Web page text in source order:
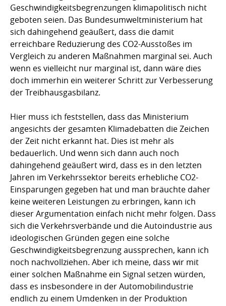
Geschwindigkeitsbegrenzungen klimapolitisch nicht
geboten seien. Das Bundesumweltministerium hat
sich dahingehend geäußert, dass die damit
erreichbare Reduzierung des CO2-Ausstoßes im
Vergleich zu anderen Maßnahmen marginal sei. Auch
wenn es vielleicht nur marginal ist, dann wäre dies
doch immerhin ein weiterer Schritt zur Verbesserung
der Treibhausgasbilanz.
Hier muss ich feststellen, dass das Ministerium
angesichts der gesamten Klimadebatten die Zeichen
der Zeit nicht erkannt hat. Dies ist mehr als
bedauerlich. Und wenn sich dann auch noch
dahingehend geäußert wird, dass es in den letzten
Jahren im Verkehrssektor bereits erhebliche CO2-
Einsparungen gegeben hat und man bräuchte daher
keine weiteren Leistungen zu erbringen, kann ich
dieser Argumentation einfach nicht mehr folgen. Dass
sich die Verkehrsverbände und die Autoindustrie aus
ideologischen Gründen gegen eine solche
Geschwindigkeitsbegrenzung aussprechen, kann ich
noch nachvollziehen. Aber ich meine, dass wir mit
einer solchen Maßnahme ein Signal setzen würden,
dass es insbesondere in der Automobilindustrie
endlich zu einem Umdenken in der Produktion